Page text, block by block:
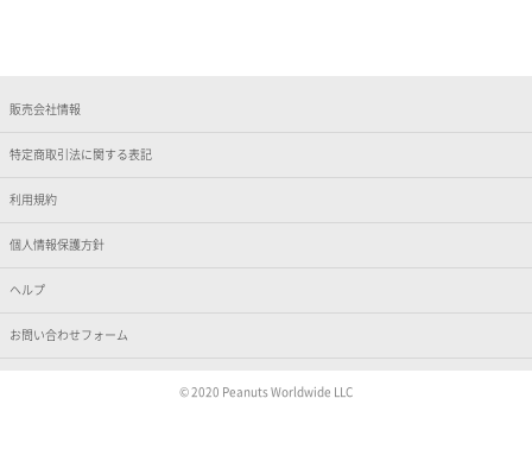
販売会社情報
特定商取引法に関する表記
利用規約
個人情報保護方針
ヘルプ
お問い合わせフォーム
© 2020 Peanuts Worldwide LLC